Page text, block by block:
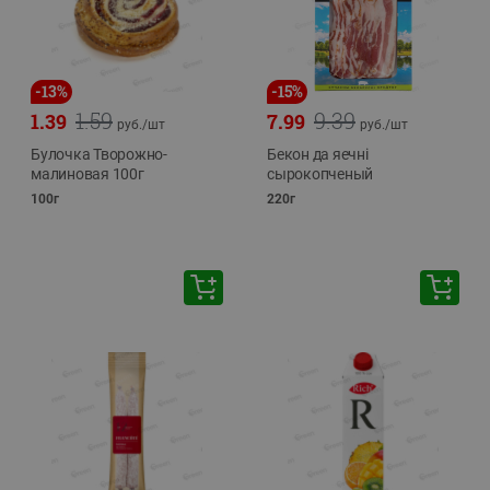
-13%
1.59
1.39 руб./шт
Булочка Творожно-
малиновая 100г
100г
-15%
9.39
7.99 руб./шт
Бекон да яечнi
сырокопченый
220г